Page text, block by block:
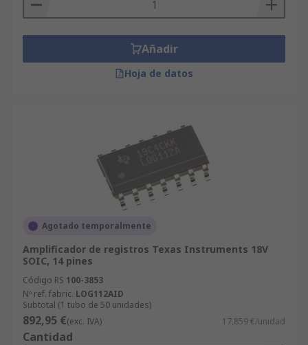
Añadir
Hoja de datos
Agotado temporalmente
Amplificador de registros Texas Instruments 18V
SOIC, 14 pines
Código RS 100-3853
Nº ref. fabric. LOG112AID
Subtotal (1 tubo de 50 unidades)
892,95 €(exc. IVA) 17,859 €/unidad
Cantidad